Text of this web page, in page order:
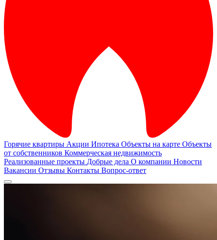
Горячие квартиры Акции Ипотека Объекты на карте Объекты
от собственников Коммерческая недвижимость
Реализованные проекты Добрые дела О компании Новости
Вакансии Отзывы Контакты Вопрос-ответ